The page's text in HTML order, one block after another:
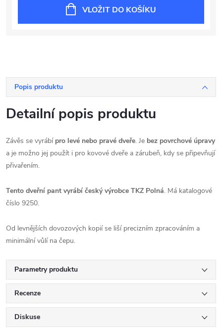
VLOŽIT DO KOŠÍKU
Popis produktu
Detailní popis produktu
Závěs se vyrábí pro levé nebo pravé dveře. Je bez povrchové úpravy
a je možno jej použít i pro kovové dveře a zárubeň, kdy se připevňují
přivařením.
Tento dveřní pant vyrábí český výrobce TKZ Polná. Má katalogové
číslo 9250.
Od levnějších dovozových kopií se liší precizním zpracováním a
minimální vůlí na čepu.
Parametry produktu
Recenze
Diskuse